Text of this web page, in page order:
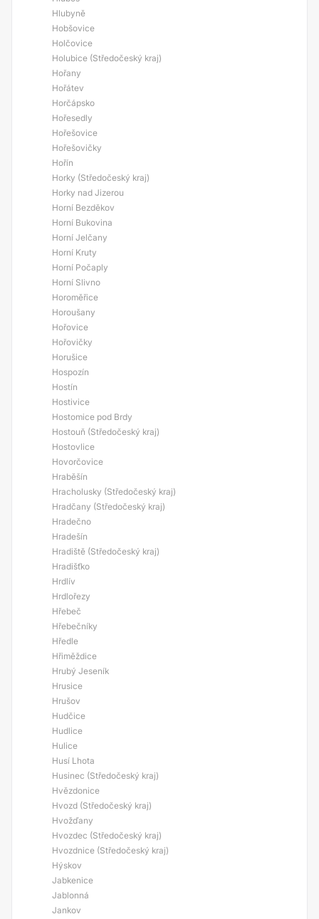
Hlubyně
Hobšovice
Holčovice
Holubice (Středočeský kraj)
Hořany
Hořátev
Horčápsko
Hořesedly
Hořešovice
Hořešovičky
Hořín
Horky (Středočeský kraj)
Horky nad Jizerou
Horní Bezděkov
Horní Bukovina
Horní Jelčany
Horní Kruty
Horní Počaply
Horní Slivno
Horoměřice
Horoušany
Hořovice
Hořovičky
Horušice
Hospozín
Hostín
Hostivice
Hostomice pod Brdy
Hostouň (Středočeský kraj)
Hostovlice
Hovorčovice
Hraběšín
Hracholusky (Středočeský kraj)
Hradčany (Středočeský kraj)
Hradečno
Hradešín
Hradiště (Středočeský kraj)
Hradišťko
Hrdlív
Hrdlořezy
Hřebeč
Hřebečníky
Hředle
Hřiměždice
Hrubý Jeseník
Hrusice
Hrušov
Hudčice
Hudlice
Hulice
Husí Lhota
Husinec (Středočeský kraj)
Hvězdonice
Hvozd (Středočeský kraj)
Hvožďany
Hvozdec (Středočeský kraj)
Hvozdnice (Středočeský kraj)
Hýskov
Jabkenice
Jablonná
Jankov